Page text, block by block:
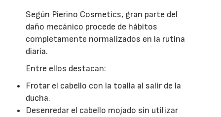
Según Pierino Cosmetics, gran parte del
daño mecánico procede de hábitos
completamente normalizados en la rutina
diaria.
Entre ellos destacan:
Frotar el cabello con la toalla al salir de la
ducha.
Desenredar el cabello mojado sin utilizar